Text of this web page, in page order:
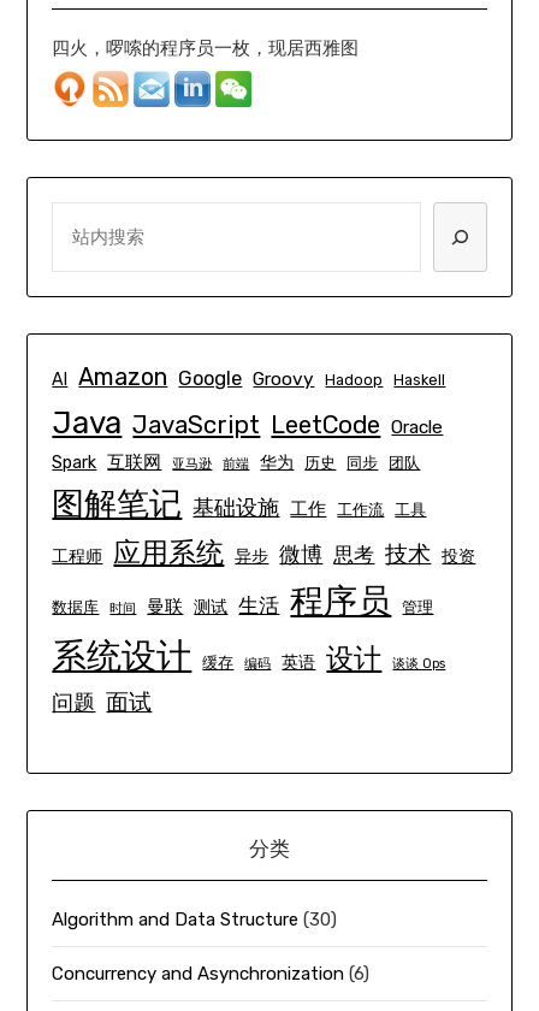
四火，啰嗦的程序员一枚，现居西雅图
AI Amazon Google Groovy Hadoop Haskell
Java JavaScript LeetCode Oracle
Spark 互联网 亚马逊 前端 华为 历史 同步 团队
图解笔记 基础设施 工作 工作流 工具
工程师 应用系统 异步 微博 思考 技术 投资
数据库 时间 曼联 测试 生活 程序员 管理
系统设计 缓存 编码 英语 设计 谈谈 Ops
问题 面试
分类
Algorithm and Data Structure (30)
Concurrency and Asynchronization (6)